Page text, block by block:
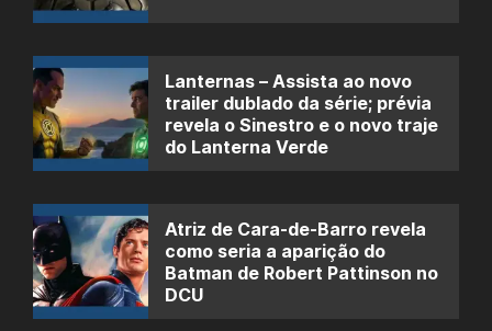
Lanternas – Assista ao novo
trailer dublado da série; prévia
revela o Sinestro e o novo traje
do Lanterna Verde
Atriz de Cara-de-Barro revela
como seria a aparição do
Batman de Robert Pattinson no
DCU